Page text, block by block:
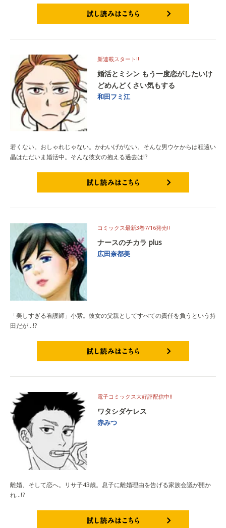
新連載スタート!!
婚活とミシン もう一度恋がしたいけ
どめんどくさい気もする
和田フミ江
若くない。おしゃれじゃない。かわいげがない。そんな男ウケからは程遠い
晶はただいま婚活中。そんな彼女の抱える過去は!?
コミックス最新3巻7/16発売!!
ナースのチカラ plus
広田奈都美
「美しすぎる看護師」小紫。彼女の父親としてすべての責任を負うという持
田だが…!?
電子コミックス大好評配信中!!
ワタシダケレス
赤みつ
離婚、そして恋へ。リサ子43歳。息子に離婚理由を告げる家族会議が開か
れ…!?